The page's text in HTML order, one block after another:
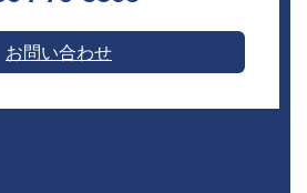
お問い合わせ